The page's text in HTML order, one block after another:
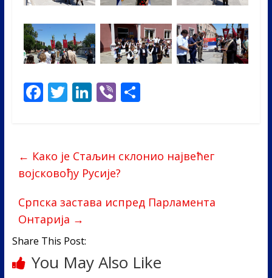
F
b
o
k
T
er
Li
e
dI
Vi S
e
← Како је Стаљин склонио највећег
војсковођу Русије?
Српска застава испред Парламента
Онтарија →
Share This Post:
You May Also Like